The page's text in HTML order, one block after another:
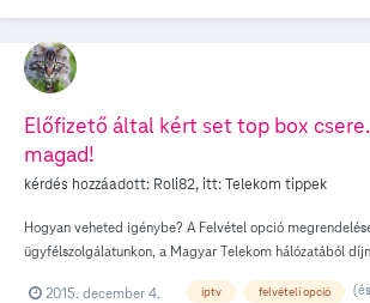
Előfizető által kért set top box
magad!
kérdés hozzáadott: Roli82, itt:Telekom tippek
Hogyan veheted igénybe? A Felvétel opció
ügyfélszolgálatunkon, a Magyar Telekom hálózatából
2015. december 4.
iptv felvételi opció